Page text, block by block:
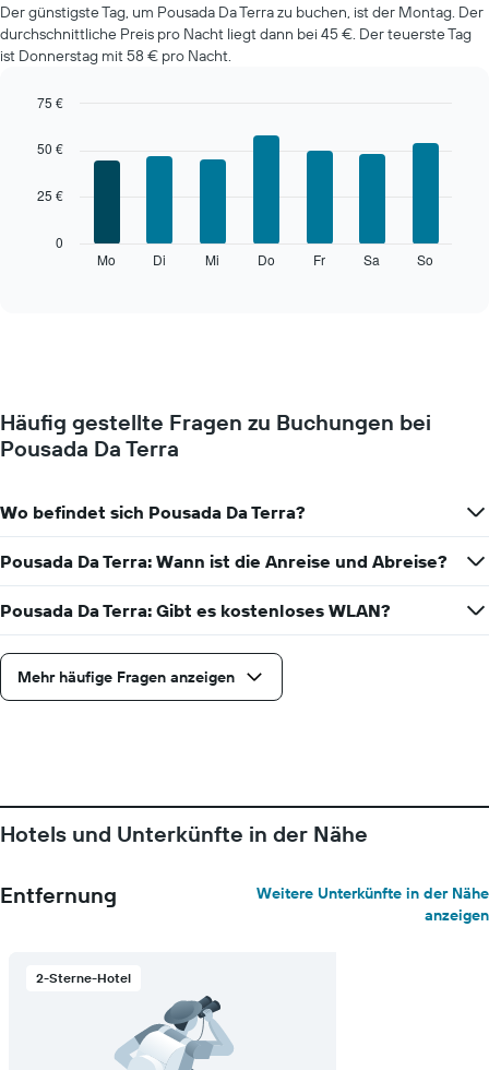
Der günstigste Tag, um Pousada Da Terra zu buchen, ist der Montag. Der
durchschnittliche Preis pro Nacht liegt dann bei 45 €. Der teuerste Tag
ist Donnerstag mit 58 € pro Nacht.
chart
bars.
für
den
Das
1
X-
Achse,
die
die
Wochentage
anzeigt.
die
Zimmerpreis
graphic.
Mo Di Mi Do Fr Sa So
0
25 €
50 €
75 €
Häufig gestellte Fragen zu Buchungen bei
Pousada Da Terra
Wo befindet sich Pousada Da Terra?
Pousada Da Terra: Wann ist die Anreise und Abreise?
Pousada Da Terra: Gibt es kostenloses WLAN?
Mehr häufige Fragen anzeigen
Hotels und Unterkünfte in der Nähe
Entfernung
Weitere Unterkünfte in der Nähe
anzeigen
2-Sterne-Hotel